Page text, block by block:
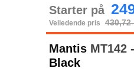
Starter på
Veiledende pris 430,72
Mantis MT142
Black